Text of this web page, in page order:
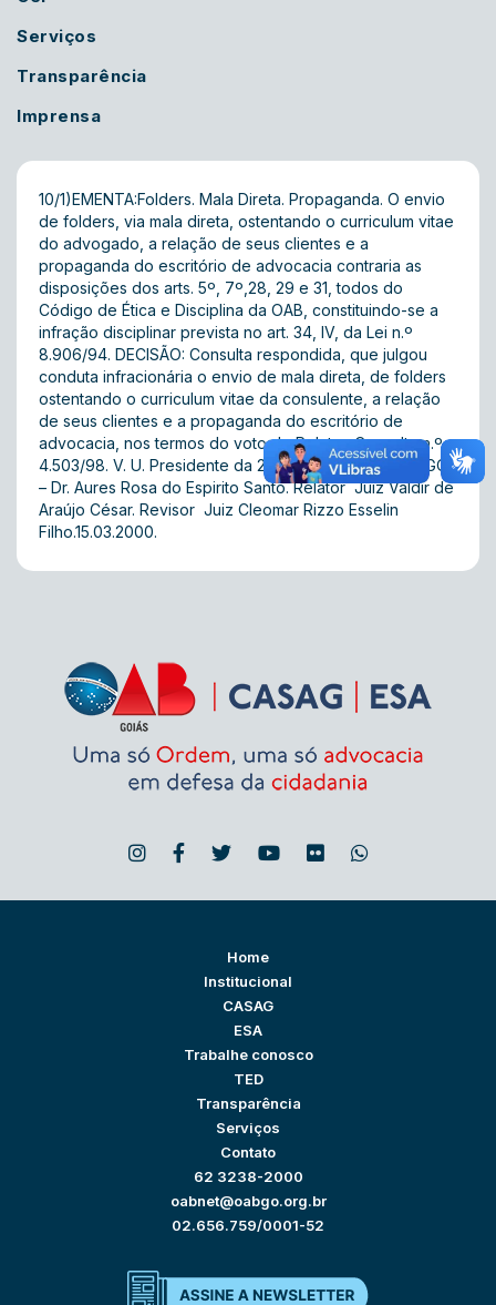
Serviços
Transparência
Imprensa
10/1)EMENTA:Folders. Mala Direta. Propaganda. O envio
de folders, via mala direta, ostentando o curriculum vitae
do advogado, a relação de seus clientes e a
propaganda do escritório de advocacia contraria as
disposições dos arts. 5º, 7º,28, 29 e 31, todos do
Código de Ética e Disciplina da OAB, constituindo-se a
infração disciplinar prevista no art. 34, IV, da Lei n.º
8.906/94. DECISÃO: Consulta respondida, que julgou
conduta infracionária o envio de mala direta, de folders
ostentando o curriculum vitae da consulente, a relação
de seus clientes e a propaganda do escritório de
advocacia, nos termos do voto do Relator. Consulta n.º
4.503/98. V. U. Presidente da 2ª Turma do TED/OAB/GO
– Dr. Aures Rosa do Espirito Santo. Relator  Juiz Valdir de
Araújo César. Revisor  Juiz Cleomar Rizzo Esselin
Filho.15.03.2000.
Home
Institucional
CASAG
ESA
Trabalhe conosco
TED
Transparência
Serviços
Contato
62 3238-2000
oabnet@oabgo.org.br
02.656.759/0001-52